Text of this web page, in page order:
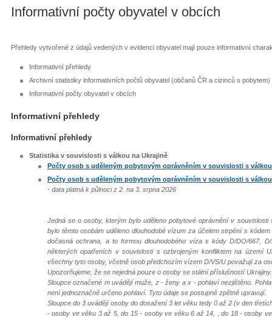
Informativní počty obyvatel v obcích
Přehledy vytvořené z údajů vedených v evidenci obyvatel mají pouze informativní
Informativní přehledy
Archivní statistiky informativních počtů obyvatel (občanů ČR a cizinců s pobytem)
Informativní počty obyvatel v obcích
Informativní přehledy
Informativní přehledy
Statistika v souvislosti s válkou na Ukrajině
Počty osob s uděleným pobytovým oprávněním v souvislosti s
Počty osob s uděleným pobytovým oprávněním v souvislosti s
- data platná k půlnoci z 2. na 3. srpna 2026
Jedná se o osoby, kterým bylo uděleno pobytové oprávnění v
bylo těmto osobám uděleno dlouhodobé vízum za účelem strpění s
dočasná ochrana, a to formou dlouhodobého víza s kódy D/DO/667,
některých opatřeních v souvislosti s ozbrojeným konfliktem na území
všechny tyto osoby, včetně osob předchozím vízem D/VS/U považují za
Upozorňujeme, že se nejedná pouze o osoby se státní příslušností Ukrajiny.
Sloupce označené m uvádějí muže, z - ženy a x - pohlaví nezjištěno.
není jednoznačně určeno pohlaví. Tyto údaje se postupně zpětně upravují.
Sloupce do 3 uvádějí osoby do dosažení 3 let věku tedy 0 až 2 (v den
- osoby ve věku 3 až 5, do 15 - osoby ve věku 6 až 14, , do 18 - osoby